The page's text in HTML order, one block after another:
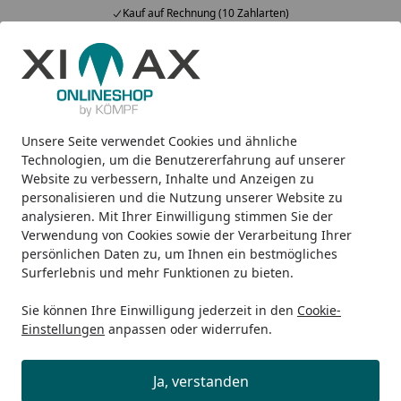
Unsere Seite verwendet Cookies und ähnliche
Technologien, um die Benutzererfahrung auf unserer
Website zu verbessern, Inhalte und Anzeigen zu
personalisieren und die Nutzung unserer Website zu
analysieren. Mit Ihrer Einwilligung stimmen Sie der
Verwendung von Cookies sowie der Verarbeitung Ihrer
persönlichen Daten zu, um Ihnen ein bestmögliches
Surferlebnis und mehr Funktionen zu bieten.
Sie können Ihre Einwilligung jederzeit in den Cookie-
Einstellungen anpassen oder widerrufen.
Ja, verstanden
Kauf auf Rechnung (10 Zahlarten)
Alle Produkte
Mein Konto
Suchen
Startseite
Sponsor: DHB
Ein starkes Team: Die KÖMPF
Onlineshops und die Deutsche
Handball Nationalmannschaft